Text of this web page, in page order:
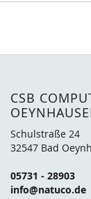
CSB
Schulstraße 24
32547 Bad
05731 - 28903
info@natuco.de